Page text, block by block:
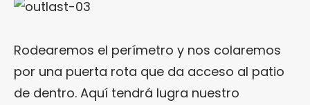
Rodearemos el perímetro y nos colaremos
por una puerta rota que da acceso al patio
de dentro. Aquí tendrá lugra nuestro